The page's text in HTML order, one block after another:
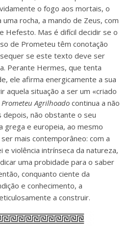
o fogo aos mortais, o
rocha, a mando de Zeus, com
Hefesto. Mas é difícil decidir se o
de Prometeu têm conotação
se este texto deve ser
Perante Hermes, que tenta
ele afirma energicamente a sua
aquela situação a ser um «criado
Prometeu Agrilhoado continua a não
não obstante o seu
grega e europeia, ao mesmo
mais contemporâneo: com a
e violência intrínseca da natureza,
uma probidade para o saber
conquanto ciente da
e conhecimento, a
a construir.